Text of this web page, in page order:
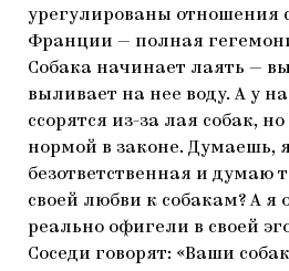
урегулированы отношения
Франции — полная
Собака начинает лаять —
выливает на нее воду. А у
ссорятся из-за лая собак,
нормой в законе. Думаешь,
безответственная и думаю
своей любви к собакам? А я
реально офигели в своей
Соседи говорят: «Ваши